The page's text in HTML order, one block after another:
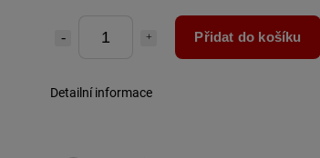
Přidat do košíku
Detailní informace